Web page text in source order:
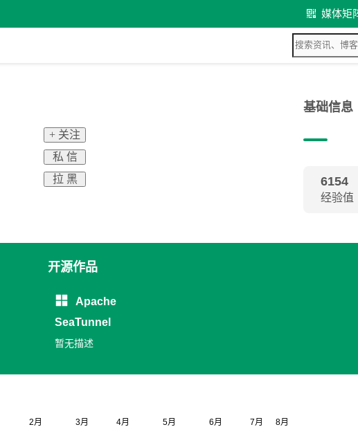
媒体矩
+ 关注
私 信
拉 黑
基础信息
6154
经验值
开源作品
Apache
SeaTunnel
暂无描述